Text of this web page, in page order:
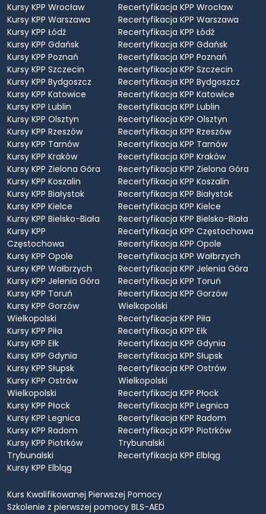
Kursy KPP Wrocław
Kursy KPP Warszawa
Kursy KPP Łódź
Kursy KPP Gdańsk
Kursy KPP Poznań
Kursy KPP Szczecin
Kursy KPP Bydgoszcz
Kursy KPP Katowice
Kursy KPP Lublin
Kursy KPP Olsztyn
Kursy KPP Rzeszów
Kursy KPP Tarnów
Kursy KPP Kraków
Kursy KPP Zielona Góra
Kursy KPP Koszalin
Kursy KPP Białystok
Kursy KPP Kielce
Kursy KPP Bielsko-Biała
Kursy KPP
Częstochowa
Kursy KPP Opole
Kursy KPP Wałbrzych
Kursy KPP Jelenia Góra
Kursy KPP Toruń
Kursy KPP Gorzów
Wielkopolski
Kursy KPP Piła
Kursy KPP Ełk
Kursy KPP Gdynia
Kursy KPP Słupsk
Kursy KPP Ostrów
Wielkopolski
Kursy KPP Płock
Kursy KPP Legnica
Kursy KPP Radom
Kursy KPP Piotrków
Trybunalski
Kursy KPP Elbląg
Recertyfikacja KPP Wrocław
Recertyfikacja KPP Warszawa
Recertyfikacja KPP Łódź
Recertyfikacja KPP Gdańsk
Recertyfikacja KPP Poznań
Recertyfikacja KPP Szczecin
Recertyfikacja KPP Bydgoszcz
Recertyfikacja KPP Katowice
Recertyfikacja KPP Lublin
Recertyfikacja KPP Olsztyn
Recertyfikacja KPP Rzeszów
Recertyfikacja KPP Tarnów
Recertyfikacja KPP Kraków
Recertyfikacja KPP Zielona Góra
Recertyfikacja KPP Koszalin
Recertyfikacja KPP Białystok
Recertyfikacja KPP Kielce
Recertyfikacja KPP Bielsko-Biała
Recertyfikacja KPP Częstochowa
Recertyfikacja KPP Opole
Recertyfikacja KPP Wałbrzych
Recertyfikacja KPP Jelenia Góra
Recertyfikacja KPP Toruń
Recertyfikacja KPP Gorzów
Wielkopolski
Recertyfikacja KPP Piła
Recertyfikacja KPP Ełk
Recertyfikacja KPP Gdynia
Recertyfikacja KPP Słupsk
Recertyfikacja KPP Ostrów
Wielkopolski
Recertyfikacja KPP Płock
Recertyfikacja KPP Legnica
Recertyfikacja KPP Radom
Recertyfikacja KPP Piotrków
Trybunalski
Recertyfikacja KPP Elbląg
Kurs Kwalifikowanej Pierwszej Pomocy
Szkolenie z pierwszej pomocy BLS-AED